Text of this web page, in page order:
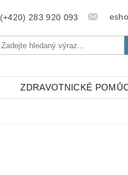
(+420) 283 920 093
ZDRAVOTNICKÉ